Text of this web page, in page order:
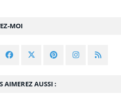
MOI
AIMEREZ AUSSI :